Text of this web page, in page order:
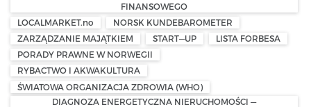
FINANSOWEGO
LOCALMARKET.no
NORSK KUNDEBAROMETER
ZARZĄDZANIE MAJĄTKIEM
START—UP
LISTA FORBESA
PORADY PRAWNE W NORWEGII
RYBACTWO I AKWAKULTURA
ŚWIATOWA ORGANIZACJA ZDROWIA (WHO)
DIAGNOZA ENERGETYCZNA NIERUCHOMOŚCI —